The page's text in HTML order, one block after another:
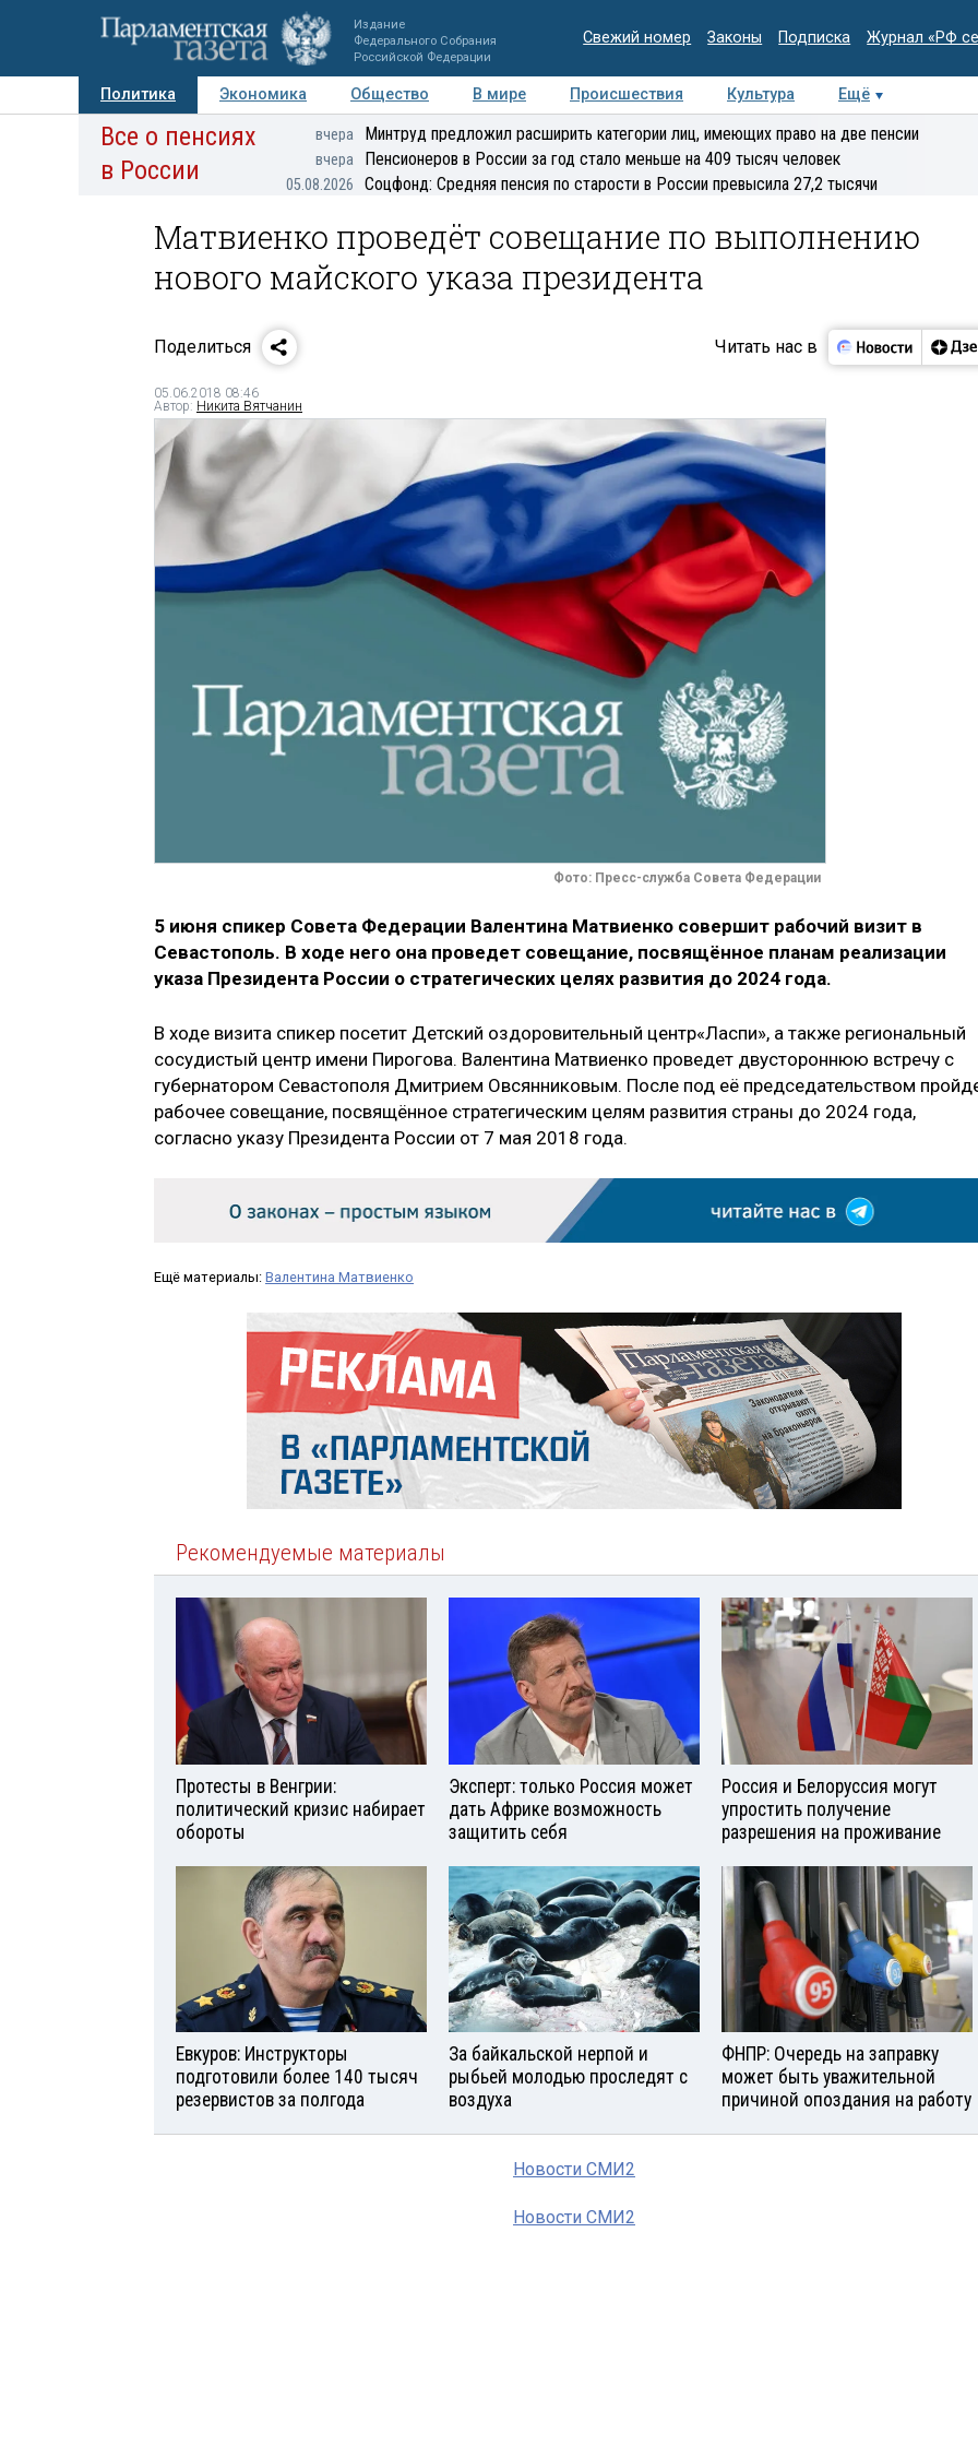
Издание
Федерального Собрания
Российской Федерации
Свежий номер Законы Подписка Журнал «РФ
Политика Экономика Общество В мире Происшествия Культура
Ещё
Авторы Персоны Мнения Регионы Медиацентр Интервью Колумнисты
Все о пенсиях
в России
вчера Минтруд предложил расширить категории лиц, имеющих право на две пенсии
вчера Пенсионеров в России за год стало меньше на 409 тысяч человек
05.08.2026 Соцфонд: Средняя пенсия по старости в России превысила 27,2 тысячи
Матвиенко проведёт совещание по выполнению
нового майского указа президента
Поделиться Читать нас в
05.06.2018 08:46
Автор: Никита Вятчанин
Фото: Пресс-служба Совета Федерации
5 июня спикер Совета Федерации Валентина Матвиенко совершит рабочий визит в
Севастополь. В ходе него она проведет совещание, посвящённое планам реализации
указа Президента России о стратегических целях развития до 2024 года.
В ходе визита спикер посетит Детский оздоровительный центр«Ласпи», а также региональный
сосудистый центр имени Пирогова. Валентина Матвиенко проведет двустороннюю встречу с
губернатором Севастополя Дмитрием Овсянниковым. После под её председательством
рабочее совещание, посвящённое стратегическим целям развития страны до 2024 года,
согласно указу Президента России от 7 мая 2018 года.
Ещё материалы: Валентина Матвиенко
Рекомендуемые материалы
Протесты в Венгрии:
политический кризис набирает
обороты
Эксперт: только Россия может
дать Африке возможность
защитить себя
Россия и Белоруссия могут
упростить получение
разрешения на проживание
Евкуров: Инструкторы
подготовили более 140 тысяч
резервистов за полгода
За байкальской нерпой и
рыбьей молодью проследят с
воздуха
ФНПР: Очередь на заправку
может быть уважительной
причиной опоздания на работу
Новости СМИ2
Новости СМИ2